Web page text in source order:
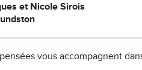
et Nicole Sirois
vous accompagnent